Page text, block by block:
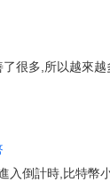
很多,所以越來
倒計時,比特幣